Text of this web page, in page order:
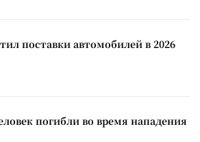
поставки автомобилей в 2026
погибли во время нападения